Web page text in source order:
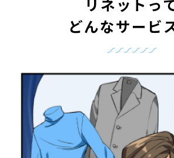
どんなサービ